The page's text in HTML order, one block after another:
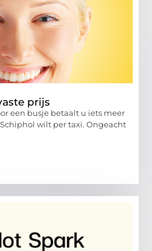
prijs
een busje betaalt u iets meer
wilt per taxi. Ongeacht